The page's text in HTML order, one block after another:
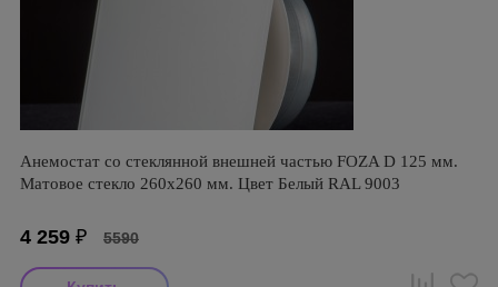
Анемостат со стеклянной внешней частью FOZA D 125 мм.
Матовое стекло 260х260 мм. Цвет Белый RAL 9003
4 259 ₽ 5590